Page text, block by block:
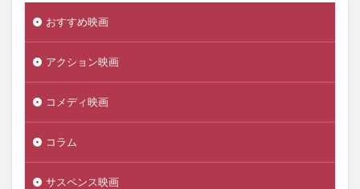
おすすめ映画
アクション映画
コメディ映画
コラム
サスペンス映画